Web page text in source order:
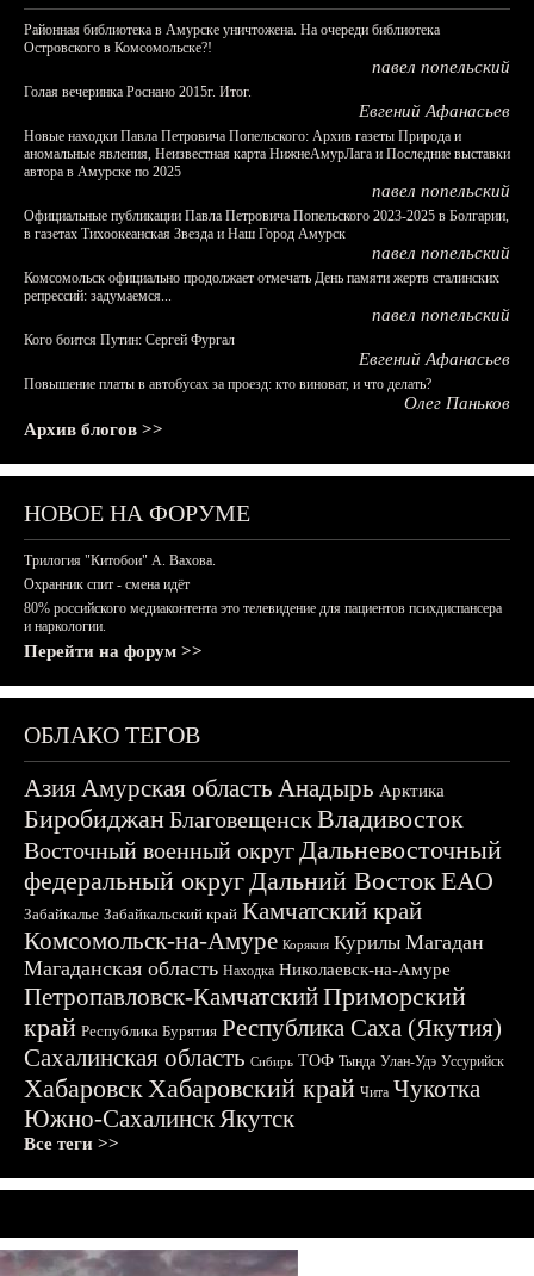
Районная библиотека в Амурске уничтожена. На очереди библиотека
Островского в Комсомольске?!
павел попельский
Голая вечеринка Роснано 2015г. Итог.
Евгений Афанасьев
Новые находки Павла Петровича Попельского: Архив газеты Природа и
аномальные явления, Неизвестная карта НижнеАмурЛага и Последние выставки
автора в Амурске по 2025
павел попельский
Официальные публикации Павла Петровича Попельского 2023-2025 в Болгарии,
в газетах Тихоокеанская Звезда и Наш Город Амурск
павел попельский
Комсомольск официально продолжает отмечать День памяти жертв сталинских
репрессий: задумаемся...
павел попельский
Кого боится Путин: Сергей Фургал
Евгений Афанасьев
Повышение платы в автобусах за проезд: кто виноват, и что делать?
Олег Паньков
Архив блогов >>
НОВОЕ НА ФОРУМЕ
Трилогия "Китобои" А. Вахова.
Охранник спит - смена идёт
80% российского медиаконтента это телевидение для пациентов психдиспансера
и наркологии.
Перейти на форум >>
ОБЛАКО ТЕГОВ
АзияАмурская область Анадырь Арктика
БиробиджанБлаговещенскВладивосток
Восточный военный округДальневосточный
федеральный округДальний ВостокЕАО
Забайкалье Забайкальский край Камчатский край
Комсомольск-на-Амуре Корякия Курилы Магадан
Магаданская область Находка Николаевск-на-Амуре
Петропавловск-КамчатскийПриморский
край Республика Бурятия Республика Саха (Якутия)
Сахалинская область Сибирь ТОФ Тында Улан-Удэ Уссурийск
ХабаровскХабаровский край Чита Чукотка
Южно-СахалинскЯкутск
Все теги >>